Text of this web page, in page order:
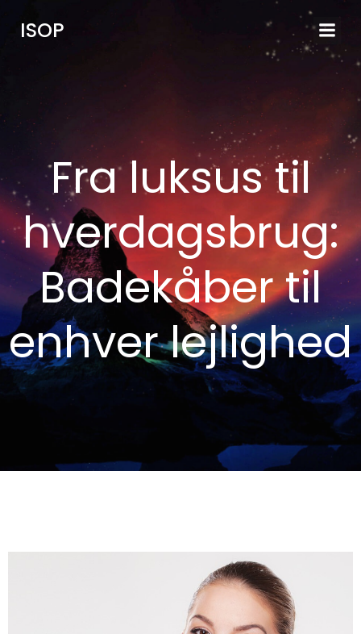
ISOP
Fra luksus til
hverdagsbrug:
Badekåber til
enhver lejlighed